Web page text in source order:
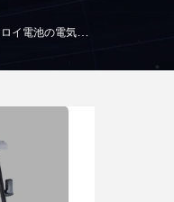
電池の電気救急車車